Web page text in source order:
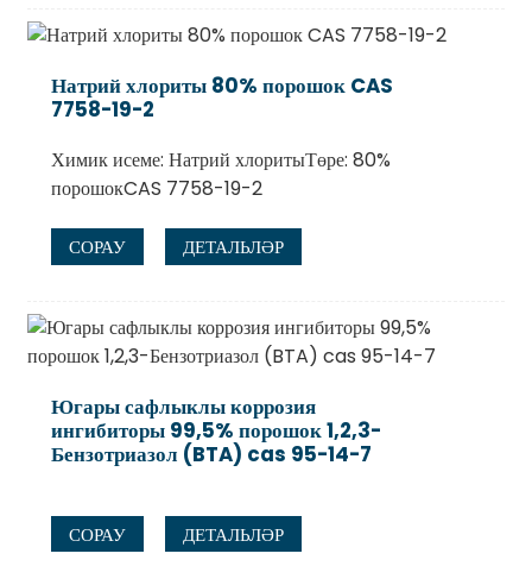
Натрий хлориты 80% порошок CAS
7758-19-2
Химик исеме: Натрий хлоритыТөре: 80%
порошокCAS 7758-19-2
СОРАУ ДЕТАЛЬЛӘР
Югары сафлыклы коррозия
ингибиторы 99,5% порошок 1,2,3-
Бензотриазол (BTA) cas 95-14-7
СОРАУ ДЕТАЛЬЛӘР